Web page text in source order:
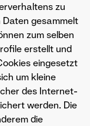
zu
gesammelt
zum selben
erstellt und
eingesetzt
um kleine
des Internet-
werden. Die
die